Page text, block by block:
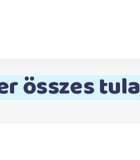
összes